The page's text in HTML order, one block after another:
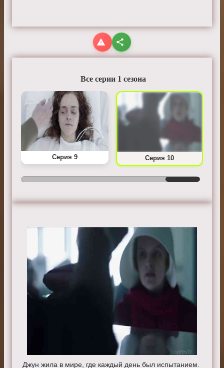
Все серии 1 сезона
Серия 9 Серия 10
Джун жила в мире, где каждый день был испытанием.